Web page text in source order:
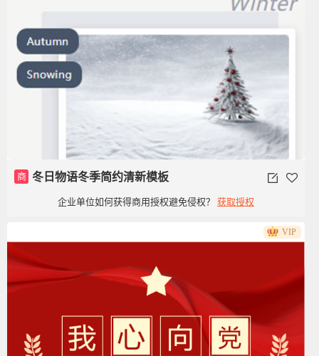
商 冬日物语冬季简约清新模板
企业单位如何获得商用授权避免侵权？ 获取授权
VIP